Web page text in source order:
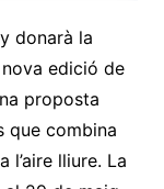
donarà la
edició de
proposta
que combina
lliure. La